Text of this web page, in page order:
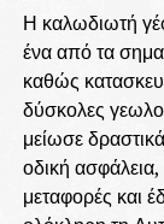
Η καλωδιωτή
ένα από τα
καθώς
δύσκολες
μείωσε
οδική ασφάλεια,
μεταφορές και